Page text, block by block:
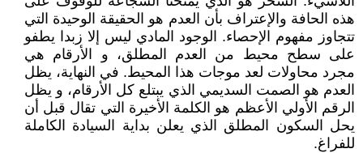
هذه الحافة والإعتراف بأن العدم هو الحقيقة الوحيدة التي
تتجاوز مفهوم الإحصاء. الوجود المادي ليس إلا زبدا يطفو
على سطح محيط من العدم المطلق، و الأرقام هي
مجرد محاولات لعد موجات هذا المحيط. في النهاية، يظل
العدم هو الصمت السديمي الذي يبتلع كل الأرقام، و يظل
الرقم الأولي الأعظم هو الكلمة الأخيرة التي تقال قبل أن
يحل السكون المطلق الذي يعلن بداية السيادة الكاملة
للفراغ.